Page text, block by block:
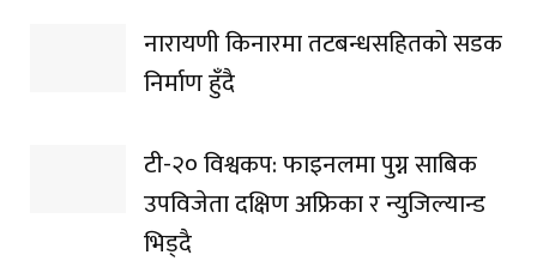
नारायणी किनारमा तटबन्धसहितको सडक
निर्माण हुँदै
टी-२० विश्वकप: फाइनलमा पुग्न साबिक
उपविजेता दक्षिण अफ्रिका र न्युजिल्यान्ड
भिड्दै